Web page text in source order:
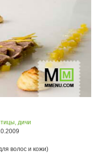
дичи
волос и кожи)